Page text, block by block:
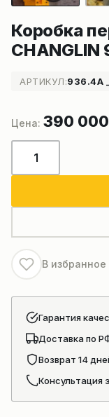
Коробка
CHANGLIN
АРТИКУЛ:936.4A
390 000
товара
CHANGLIN
936
В избранное
Гарантия
Доставка по
Возврат 14
Консультация